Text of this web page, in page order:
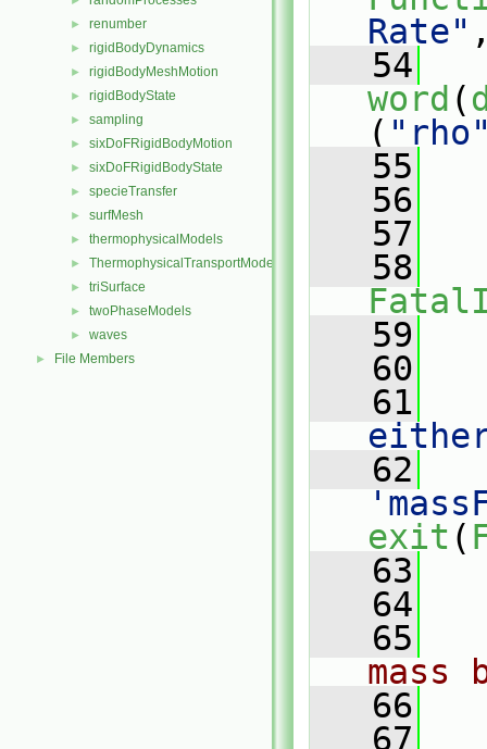
► renumber
► rigidBodyDynamics
► rigidBodyMeshMotion
► rigidBodyState
► sampling
► sixDoFRigidBodyMotion
► sixDoFRigidBodyState
► specieTransfer
► surfMesh
► thermophysicalModels
► ThermophysicalTransportModels
► triSurface
► twoPhaseModels
► waves
► File Members
Rate"
   54
word (
(
   55
   56
   57
   58
   59
   60
   61
   62
exit (
   63
   64
   65
mass
   66
   67